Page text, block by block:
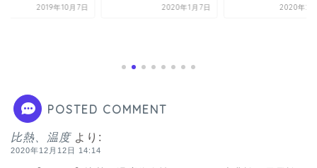
2019年10月7日 2020年1月7日 2020年2
POSTED COMMENT
比熱、温度 より:
2020年12月12日 14:14